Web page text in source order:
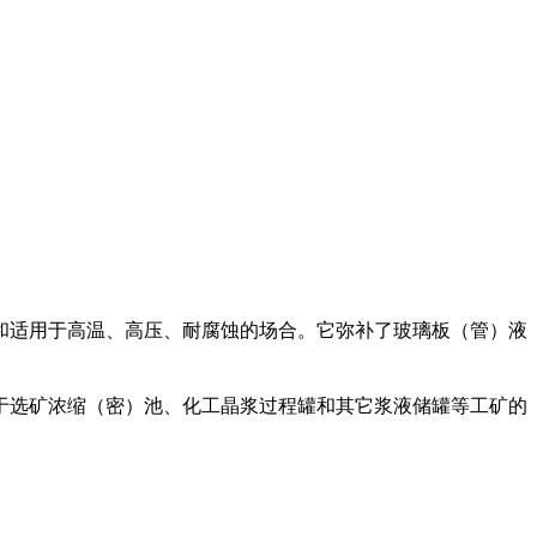
用于高温、高压、耐腐蚀的场合。它弥补了玻璃板（管）液
矿浓缩（密）池、化工晶浆过程罐和其它浆液储罐等工矿的